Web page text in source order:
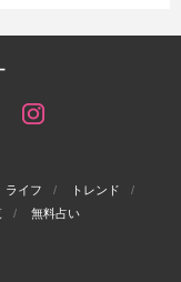
ライフ
トレンド
無料占い